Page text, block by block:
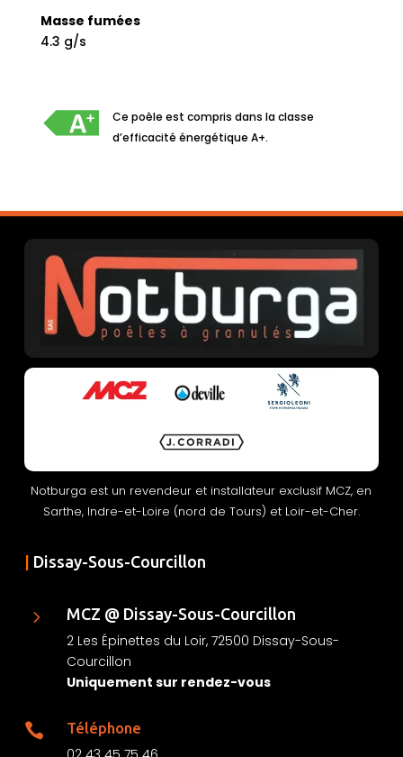
Masse fumées
4.3 g/s
Ce poêle est compris dans la classe
d’efficacité énergétique A+.
Notburga est un revendeur et installateur exclusif MCZ, en
Sarthe, Indre-et-Loire (nord de Tours) et Loir-et-Cher.
| Dissay-Sous-Courcillon
5
MCZ @ Dissay-Sous-Courcillon
2 Les Épinettes du Loir, 72500 Dissay-Sous-
Courcillon
Uniquement sur rendez-vous
 Téléphone